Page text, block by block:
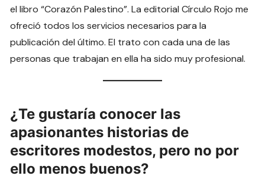
el libro “Corazón Palestino”. La editorial Círculo Rojo me
ofreció todos los servicios necesarios para la
publicación del último. El trato con cada una de las
personas que trabajan en ella ha sido muy profesional.
¿Te gustaría conocer las
apasionantes historias de
escritores modestos, pero no por
ello menos buenos?